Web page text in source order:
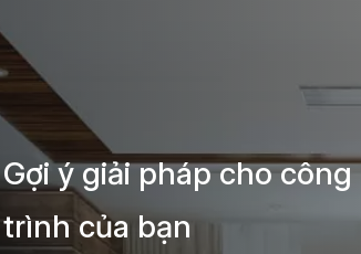
Gợi ý giải pháp cho công
trình của bạn